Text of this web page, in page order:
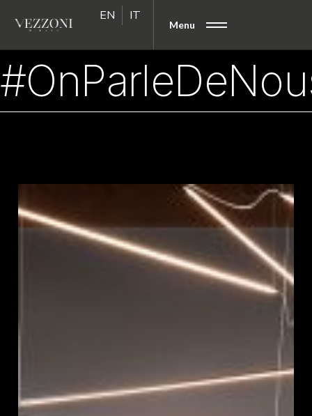
EN IT
Menu